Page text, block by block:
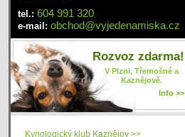
tel.: 604 991 320
e-mail: obchod@vyjedenamiska.cz
Rozvoz zdarma!
V Plzni, Třemošné a
Kaznějově.
Info >>
Kynologický klub Kaznějov >>